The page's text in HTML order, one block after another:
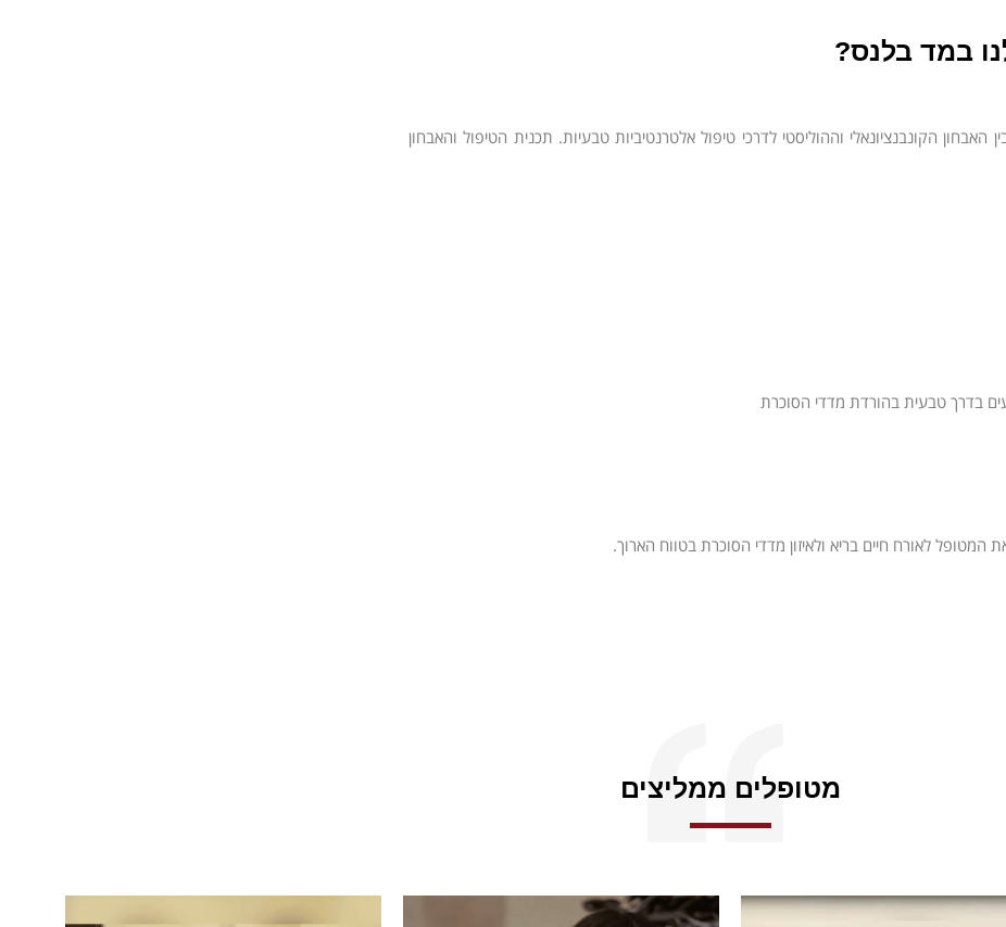
במד בלנס?
הקונבנציונאלי וההוליסטי לדרכי טיפול אלטרנטיביות טבעיות. תכנית הטיפול והאבחון
בדרך טבעית בהורדת מדדי הסוכרת
לאורח חיים בריא ולאיזון מדדי הסוכרת בטווח הארוך.
מטופלים ממליצים